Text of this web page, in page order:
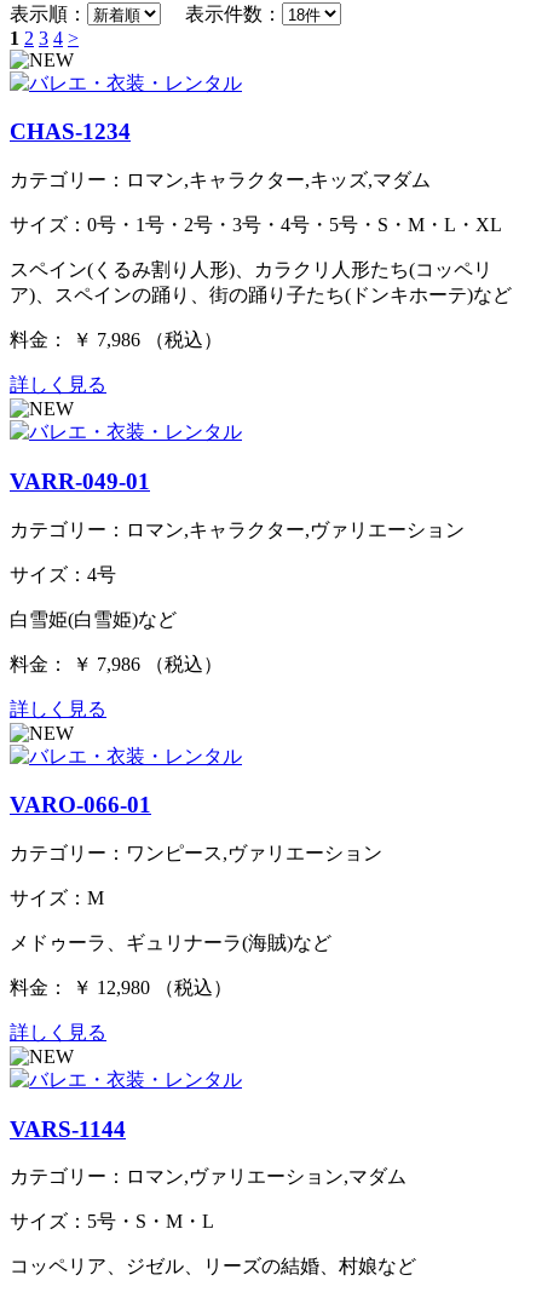
表示順：
表示件数：
1 2 3 4 >
CHAS-1234
カテゴリー：ロマン,キャラクター,キッズ,マダム
サイズ：0号・1号・2号・3号・4号・5号・S・M・L・XL
スペイン(くるみ割り人形)、カラクリ人形たち(コッペリ
ア)、スペインの踊り、街の踊り子たち(ドンキホーテ)など
料金： ￥ 7,986 （税込）
詳しく見る
VARR-049-01
カテゴリー：ロマン,キャラクター,ヴァリエーション
サイズ：4号
白雪姫(白雪姫)など
料金： ￥ 7,986 （税込）
詳しく見る
VARO-066-01
カテゴリー：ワンピース,ヴァリエーション
サイズ：M
メドゥーラ、ギュリナーラ(海賊)など
料金： ￥ 12,980 （税込）
詳しく見る
VARS-1144
カテゴリー：ロマン,ヴァリエーション,マダム
サイズ：5号・S・M・L
コッペリア、ジゼル、リーズの結婚、村娘など